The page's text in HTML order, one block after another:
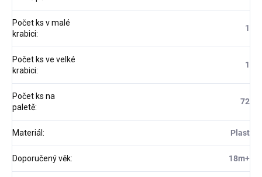
Počet ks v malé
krabici:
1
Počet ks ve velké
krabici:
1
Počet ks na
paletě:
72
Materiál: Plast
Doporučený věk: 18m+